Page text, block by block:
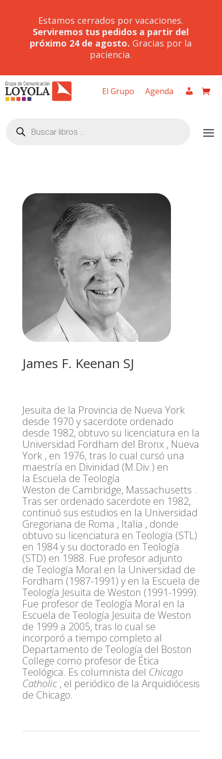
Estamos cerrados por vacaciones.
Serviremos tus pedidos a partir del
próximo 24 de agosto. Gracias por la
paciencia.
El Grupo Agenda
productos
James F. Keenan SJ
Jesuita de la Provincia de Nueva York
desde 1970 y sacerdote ordenado
desde 1982, obtuvo su licenciatura en la
Universidad Fordham del Bronx , Nueva
York, en 1976, tras lo cual cursó una
maestría en Divinidad (M.Div.) en
la Escuela de Teología
Weston de Cambridge, Massachusetts .
Tras ser ordenado sacerdote en 1982,
continuó sus estudios en la Universidad
Gregoriana de Roma , Italia , donde
obtuvo su licenciatura en Teología (STL)
en 1984 y su doctorado en Teología
(STD) en 1988. Fue profesor adjunto
de Teología Moral en la Universidad de
Fordham (1987-1991) y en la Escuela de
Teología Jesuita de Weston (1991-1999).
Fue profesor de Teología Moral en la
Escuela de Teología Jesuita de Weston
de 1999 a 2005, tras lo cual se
incorporó a tiempo completo al
Departamento de Teología del Boston
College como profesor de Ética
Teológica. Es columnista del Chicago
Catholic, el periódico de la Arquidiócesis
de Chicago.